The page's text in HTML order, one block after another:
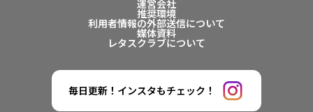
運営会社
推奨環境
利用者情報の外部送信について
媒体資料
レタスクラブについて
毎日更新！インスタもチェック！